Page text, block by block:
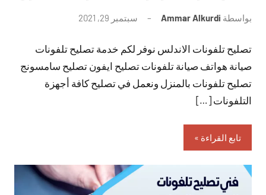
بواسطة Ammar Alkurdi سبتمبر 29, 2021
تعليقات
تصليح تلفونات الاندلس نوفر لكم خدمة تصليح تلفونات
صيانة هواتف صيانة تلفونات تصليح ايفون تصليح سامسونج
تصليح تلفونات بالمنزل ونعمل في تصليح كافة أجهزة
التلفونات […]
تابع القراءة